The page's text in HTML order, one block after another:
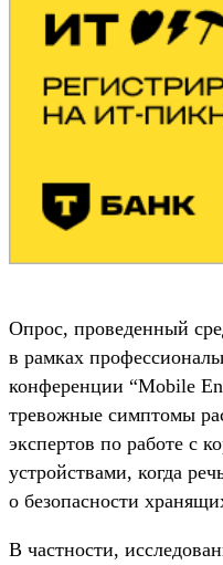
Опрос, проведенный
в рамках
конференции “Mobile
тревожные симптомы
экспертов по работе с
устройствами, когда
о безопасности
В частности,